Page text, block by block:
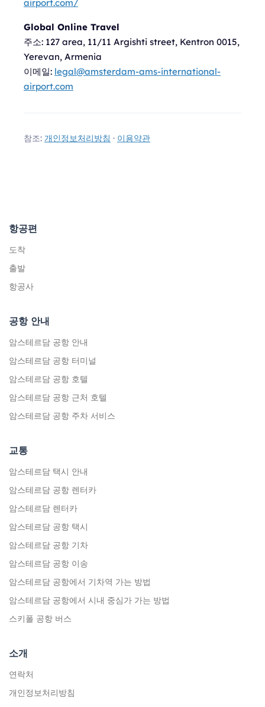
airport.com/
Global Online Travel
주소: 127 area, 11/11 Argishti street, Kentron 0015,
Yerevan, Armenia
이메일: legal@amsterdam-ams-international-
airport.com
참조: 개인정보처리방침 · 이용약관
항공편
도착
출발
항공사
공항 안내
암스테르담 공항 안내
암스테르담 공항 터미널
암스테르담 공항 호텔
암스테르담 공항 근처 호텔
암스테르담 공항 주차 서비스
교통
암스테르담 택시 안내
암스테르담 공항 렌터카
암스테르담 렌터카
암스테르담 공항 택시
암스테르담 공항 기차
암스테르담 공항 이송
암스테르담 공항에서 기차역 가는 방법
암스테르담 공항에서 시내 중심가 가는 방법
스키폴 공항 버스
소개
연락처
개인정보처리방침